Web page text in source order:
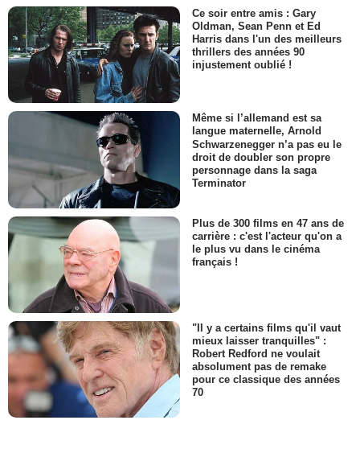
Ce soir entre amis : Gary
Oldman, Sean Penn et Ed
Harris dans l'un des meilleurs
thrillers des années 90
injustement oublié !
Même si l’allemand est sa
langue maternelle, Arnold
Schwarzenegger n’a pas eu le
droit de doubler son propre
personnage dans la saga
Terminator
Plus de 300 films en 47 ans de
carrière : c'est l'acteur qu'on a
le plus vu dans le cinéma
français !
"Il y a certains films qu'il vaut
mieux laisser tranquilles" :
Robert Redford ne voulait
absolument pas de remake
pour ce classique des années
70